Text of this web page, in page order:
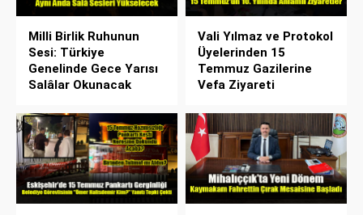
Milli Birlik Ruhunun
Sesi: Türkiye
Genelinde Gece Yarısı
Salâlar Okunacak
Vali Yılmaz ve Protokol
Üyelerinden 15
Temmuz Gazilerine
Vefa Ziyareti